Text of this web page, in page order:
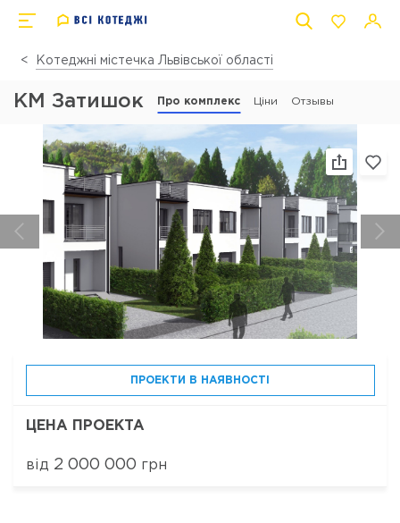
Котеджні містечка Львівської області
КМ Затишок Про комплекс Ціни Отзывы
ПРОЕКТИ В НАЯВНОСТІ
ЦЕНА ПРОЕКТА
від 2 000 000 грн